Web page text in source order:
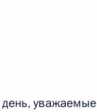
уважаемые